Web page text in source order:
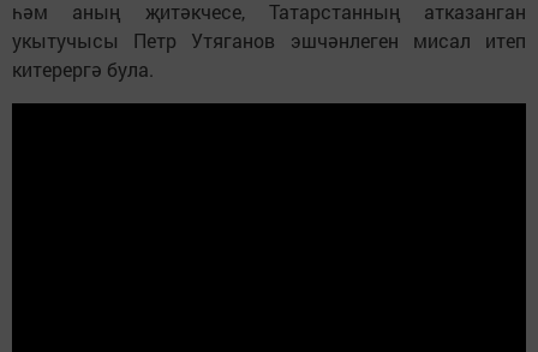
һәм аның җитәкчесе, Татарстанның атказанган
укытучысы Петр Утяганов эшчәнлеген мисал итеп
китерергә була.